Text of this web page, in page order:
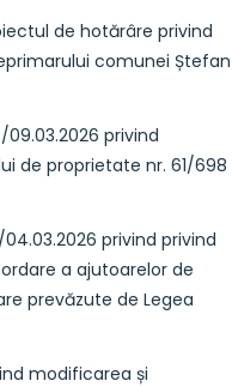
de hotărâre privind
comunei Ștefan
privind
de proprietate nr. 61/698
privind privind
a ajutoarelor de
prevăzute de Legea
modificarea și